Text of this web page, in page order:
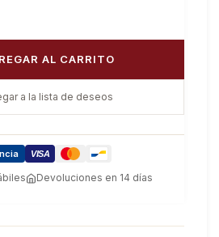
AL CARRITO
a la lista de deseos
VISA
Devoluciones en 14 días